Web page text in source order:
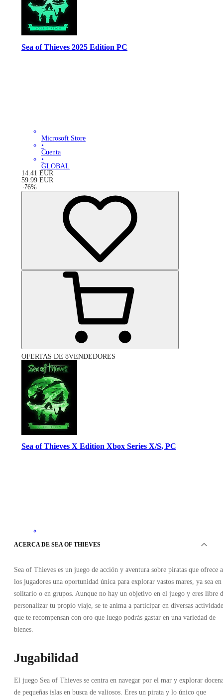
Sea of Thieves 2025 Edition PC
Microsoft Store
•
Cuenta
•
GLOBAL
14.41 EUR
59.99 EUR
-76%
OFERTAS DE 8VENDEDORES
Sea of Thieves X Edition Xbox Series X/S, PC
•
EUROPA
27.92 EUR
39.99 EUR
-30%
ACERCA DE SEA OF THIEVES
Sea of Thieves es un juego de acción y aventura sobre piratas que ofrece a
los jugadores una oportunidad única para explorar vastos mares, ya sea en
solitario o en grupos. Aunque no hay un objetivo en el juego y eres libre
personalizar tu propio viaje, se te anima a participar en diversas
que te recompensan con oro que luego podrás gastar en una variedad de
bienes.
Jugabilidad
El juego Sea of Thieves se centra en navegar por el mar y explorar
de pequeñas islas en busca de valiosos. Eres un pirata y lo único que